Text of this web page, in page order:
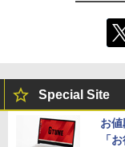
Special Site
お
「